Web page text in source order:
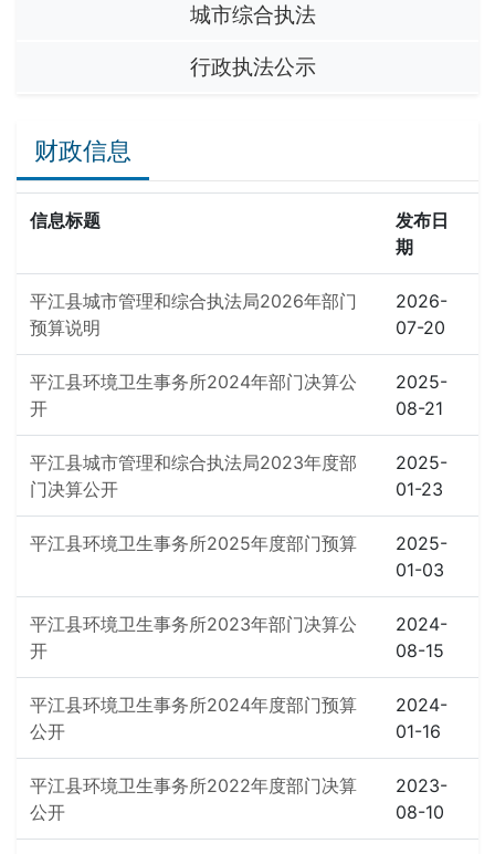
城市综合执法
行政执法公示
财政信息
信息标题
发布日
期
平江县城市管理和综合执法局2026年部门
预算说明
2026-
07-20
平江县环境卫生事务所2024年部门决算公
开
2025-
08-21
平江县城市管理和综合执法局2023年度部
门决算公开
2025-
01-23
平江县环境卫生事务所2025年度部门预算
2025-
01-03
平江县环境卫生事务所2023年部门决算公
开
2024-
08-15
平江县环境卫生事务所2024年度部门预算
公开
2024-
01-16
平江县环境卫生事务所2022年度部门决算
公开
2023-
08-10